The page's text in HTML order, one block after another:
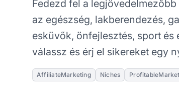
Fedezd fel a legjövedelmezőbb
az egészség, lakberendezés,
esküvők, önfejlesztés, sport és
válassz és érj el sikereket egy
AffiliateMarketing Niches